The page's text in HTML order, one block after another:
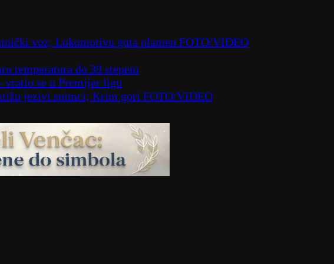
voz; Lokomotivu guta plamen FOTO/VIDEO
temperatura do 39 stepeni
vratio se u Premijer ligu
jezivi snimci; Krim gori FOTO/VIDEO